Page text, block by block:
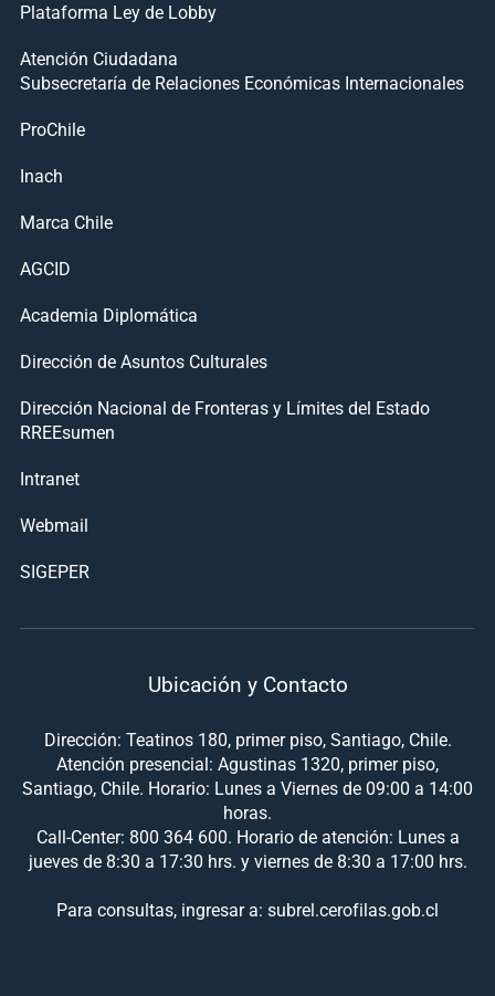
Plataforma Ley de Lobby
Atención Ciudadana
Subsecretaría de Relaciones Económicas Internacionales
ProChile
Inach
Marca Chile
AGCID
Academia Diplomática
Dirección de Asuntos Culturales
Dirección Nacional de Fronteras y Límites del Estado
RREEsumen
Intranet
Webmail
SIGEPER
Ubicación y Contacto
Dirección: Teatinos 180, primer piso, Santiago, Chile.
Atención presencial: Agustinas 1320, primer piso,
Santiago, Chile. Horario: Lunes a Viernes de 09:00 a 14:00
horas.
Call-Center: 800 364 600. Horario de atención: Lunes a
jueves de 8:30 a 17:30 hrs. y viernes de 8:30 a 17:00 hrs.
Para consultas, ingresar a: subrel.cerofilas.gob.cl